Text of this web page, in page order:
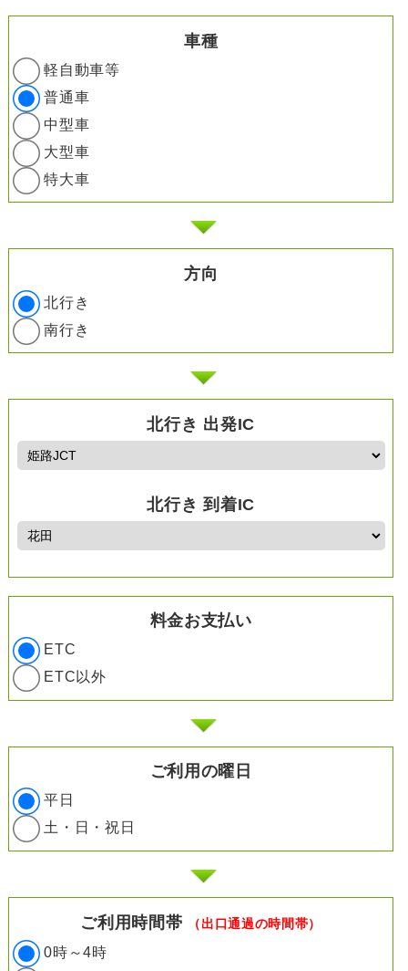
車種
軽自動車等
普通車
中型車
大型車
特大車
方向
北行き
南行き
北行き 出発IC
北行き 到着IC
料金お支払い
ETC
ETC以外
ご利用の曜日
平日
土・日・祝日
ご利用時間帯 （出口通過の時間帯）
0時～4時